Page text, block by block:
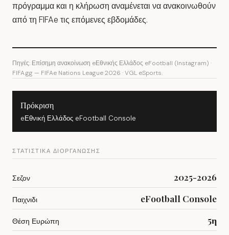
πρόγραμμα και η κλήρωση αναμένεται να ανακοινωθούν
από τη FIFAe τις επόμενες εβδομάδες.
Πηγές: Επίσημη ανακοίνωση eΕθνικής Ελλάδος eFootball (Instagram) ·
FIFA.gg — FIFAe Nations League 2026 · VGL eSports.
Πρόκριση
eΕθνική Ελλάδος eFootball Console
ΣΤΑΤΙΣΤΙΚΑ ΔΙΟΡΓΑΝΩΣΗΣ
Σεζον 2025-2026
Παιχνιδι eFootball Console
Θέση Ευρώπη 5η